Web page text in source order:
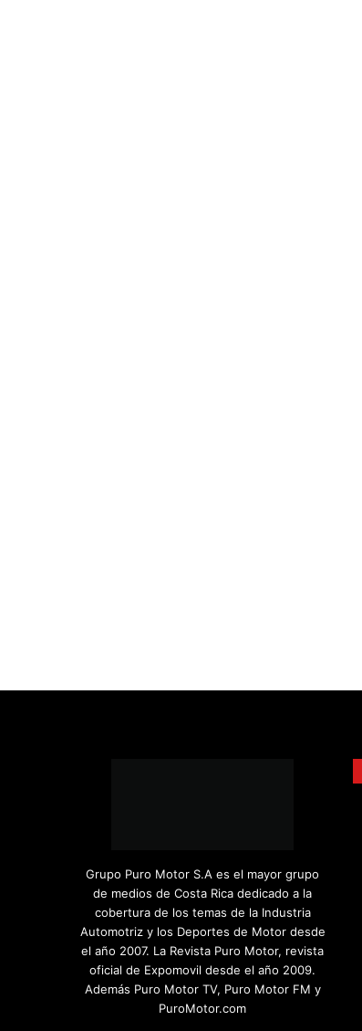
Grupo Puro Motor S.A es el mayor grupo
de medios de Costa Rica dedicado a la
cobertura de los temas de la Industria
Automotriz y los Deportes de Motor desde
el año 2007. La Revista Puro Motor, revista
oficial de Expomovil desde el año 2009.
Además Puro Motor TV, Puro Motor FM y
PuroMotor.com